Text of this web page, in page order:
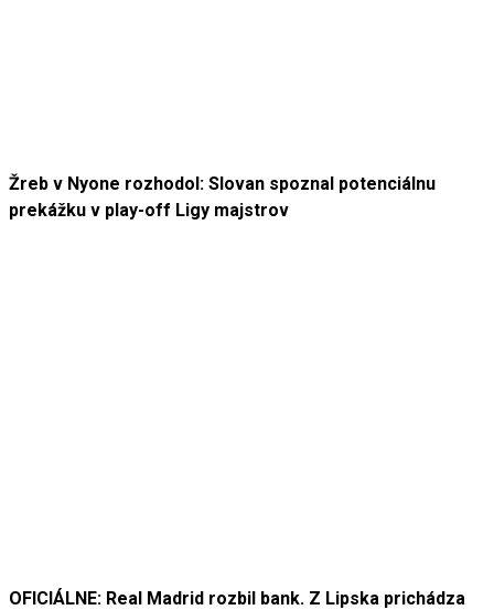
Žreb v Nyone rozhodol: Slovan spoznal potenciálnu
prekážku v play-off Ligy majstrov
OFICIÁLNE: Real Madrid rozbil bank. Z Lipska prichádza